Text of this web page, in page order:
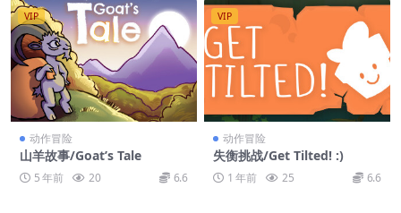
VIP
动作冒险
山羊故事/Goat’s Tale
5 年前 20 6.6
VIP
动作冒险
失衡挑战/Get Tilted! :)
1 年前 25 6.6